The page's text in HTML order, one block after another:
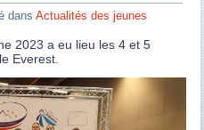
dans Actualités des jeunes
2023 a eu lieu les 4 et 5
Everest.